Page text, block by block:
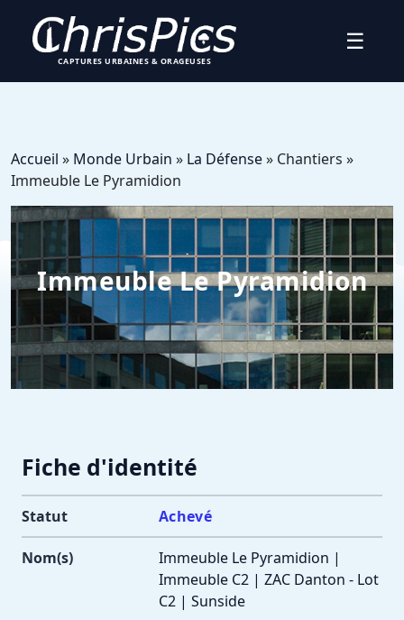
CAPTURES URBAINES & ORAGEUSES
☰
Accueil » Monde Urbain » La Défense» Chantiers »
Immeuble Le Pyramidion
Immeuble Le Pyramidion
Fiche d'identité
Statut Achevé
Nom(s)
Immeuble Le Pyramidion |
Immeuble C2 | ZAC Danton - Lot
C2 | Sunside